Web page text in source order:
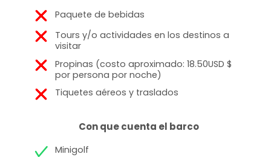
Paquete de bebidas
Tours y/o actividades en los destinos a
visitar
Propinas (costo aproximado: 18.50USD $
por persona por noche)
Tiquetes aéreos y traslados
Con que cuenta el barco
Minigolf